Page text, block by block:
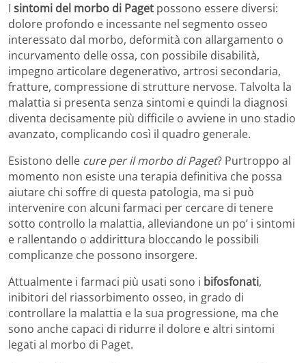
I sintomi del morbo di Paget possono essere diversi:
dolore profondo e incessante nel segmento osseo
interessato dal morbo, deformità con allargamento o
incurvamento delle ossa, con possibile disabilità,
impegno articolare degenerativo, artrosi secondaria,
fratture, compressione di strutture nervose. Talvolta la
malattia si presenta senza sintomi e quindi la diagnosi
diventa decisamente più difficile o avviene in uno stadio
avanzato, complicando così il quadro generale.
Esistono delle cure per il morbo di Paget? Purtroppo al
momento non esiste una terapia definitiva che possa
aiutare chi soffre di questa patologia, ma si può
intervenire con alcuni farmaci per cercare di tenere
sotto controllo la malattia, alleviandone un po’ i sintomi
e rallentando o addirittura bloccando le possibili
complicanze che possono insorgere.
Attualmente i farmaci più usati sono i bifosfonati,
inibitori del riassorbimento osseo, in grado di
controllare la malattia e la sua progressione, ma che
sono anche capaci di ridurre il dolore e altri sintomi
legati al morbo di Paget.